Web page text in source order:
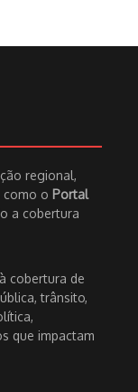
regional,
como o Portal
a cobertura
cobertura de
trânsito,
que impactam